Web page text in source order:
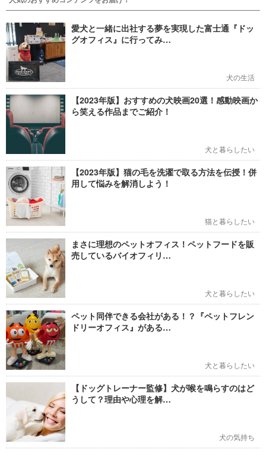
愛犬と一緒に出社する夢を実現した富士通『ドッ
グオフィス』に行ってみ…
犬の生活
【2023年版】おすすめの犬映画20選！感動映画か
ら笑える作品までご紹介！
犬と暮らしたい
【2023年版】猫の毛を洗濯で取る方法を伝授！併
用して悩みを解消しよう！
猫と暮らしたい
まさに理想のペットオフィス！ペットフードを販
売しているバイオフィリ…
犬と暮らしたい
ペット同伴できる会社がある！？『ペットフレン
ドリーオフィス』がある…
犬と暮らしたい
【ドッグトレーナー監修】犬が喉を鳴らすのはど
うして？理由や心理を解…
犬の気持ち